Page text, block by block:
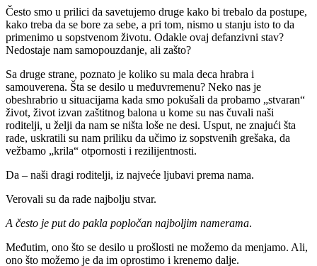
Često smo u prilici da savetujemo druge kako bi trebalo da postupe,
kako treba da se bore za sebe, a pri tom, nismo u stanju isto to da
primenimo u sopstvenom životu. Odakle ovaj defanzivni stav?
Nedostaje nam samopouzdanje, ali zašto?
Sa druge strane, poznato je koliko su mala deca hrabra i
samouverena. Šta se desilo u međuvremenu? Neko nas je
obeshrabrio u situacijama kada smo pokušali da probamo „stvaran“
život, život izvan zaštitnog balona u kome su nas čuvali naši
roditelji, u želji da nam se ništa loše ne desi. Usput, ne znajući šta
rade, uskratili su nam priliku da učimo iz sopstvenih grešaka, da
vežbamo „krila“ otpornosti i rezilijentnosti.
Da – naši dragi roditelji, iz najveće ljubavi prema nama.
Verovali su da rade najbolju stvar.
A često je put do pakla popločan najboljim namerama.
Međutim, ono što se desilo u prošlosti ne možemo da menjamo. Ali,
ono što možemo je da im oprostimo i krenemo dalje.